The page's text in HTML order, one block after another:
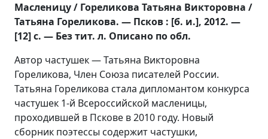
Масленицу / Гореликова Татьяна Викторовна /
Татьяна Гореликова. — Псков : [б. и.], 2012. —
[12] с. — Без тит. л. Описано по обл.
Автор частушек — Татьяна Викторовна
Гореликова, Член Союза писателей России.
Татьяна Гореликова стала дипломантом конкурса
частушек 1-й Всероссийской масленицы,
проходившей в Пскове в 2010 году. Новый
сборник поэтессы содержит частушки,